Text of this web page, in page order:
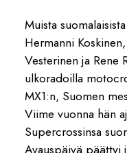
Muista
Hermanni
Vesterinen ja Rene
ulkoradoilla
MX1:n, Suomen
Viime vuonna hän
Supercrossinsa